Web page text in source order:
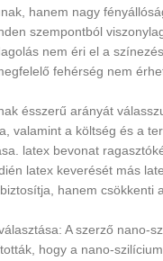
hanem nagy
szempontból
nem éri el a
fehérség nem
ésszerű arányát
valamint a költség és a
latex bevonat
latex keverését más
hanem csökkenti
A szerző nano-
hogy a nano-